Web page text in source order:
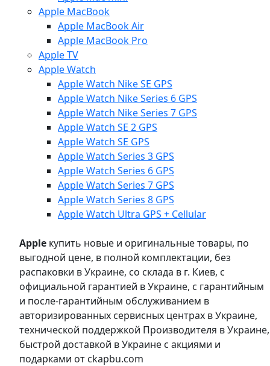
Apple MacBook
Apple MacBook Air
Apple MacBook Pro
Apple TV
Apple Watch
Apple Watch Nike SE GPS
Apple Watch Nike Series 6 GPS
Apple Watch Nike Series 7 GPS
Apple Watch SE 2 GPS
Apple Watch SE GPS
Apple Watch Series 3 GPS
Apple Watch Series 6 GPS
Apple Watch Series 7 GPS
Apple Watch Series 8 GPS
Apple Watch Ultra GPS + Cellular
Apple купить новые и оригинальные товары, по
выгодной цене, в полной комплектации, без
распаковки в Украине, со склада в г. Киев, с
официальной гарантией в Украине, с гарантийным
и после-гарантийным обслуживанием в
авторизированных сервисных центрах в Украине,
технической поддержкой Производителя в Украине,
быстрой доставкой в Украине с акциями и
подарками от ckapbu.com